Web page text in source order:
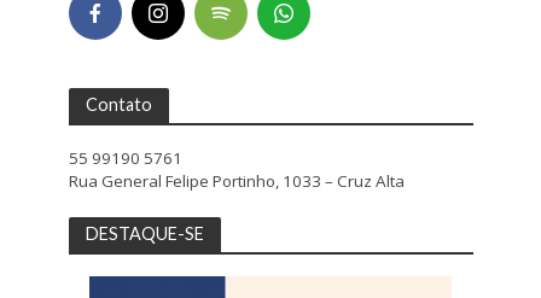
Contato
55 99190 5761
Rua General Felipe Portinho, 1033 – Cruz Alta
DESTAQUE-SE